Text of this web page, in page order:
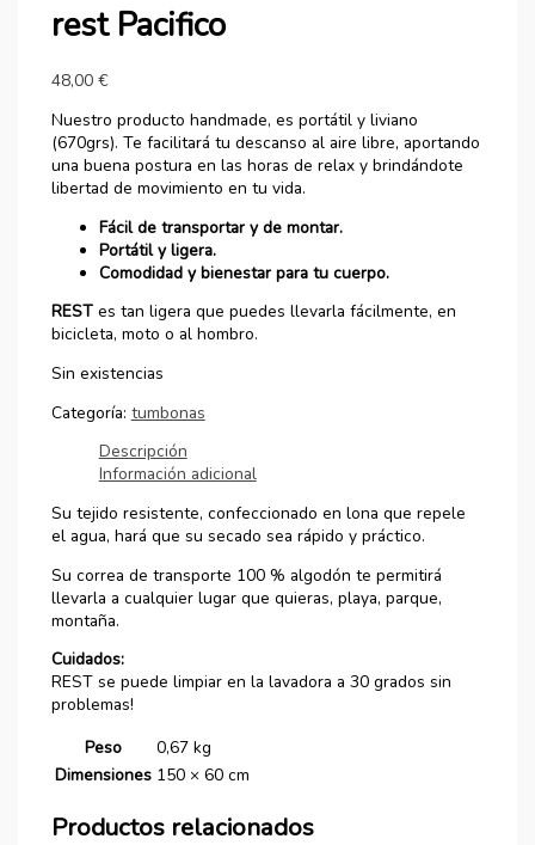
rest Pacifico
48,00 €
Nuestro producto handmade, es portátil y liviano
(670grs). Te facilitará tu descanso al aire libre, aportando
una buena postura en las horas de relax y brindándote
libertad de movimiento en tu vida.
Fácil de transportar y de montar.
Portátil y ligera.
Comodidad y bienestar para tu cuerpo.
RESTes tan ligera que puedes llevarla fácilmente, en
bicicleta, moto o al hombro.
Sin existencias
Categoría: tumbonas
Descripción
Información adicional
Su tejido resistente, confeccionado en lona que repele
el agua, hará que su secado sea rápido y práctico.
Su correa de transporte 100 % algodón te permitirá
llevarla a cualquier lugar que quieras, playa, parque,
montaña.
Cuidados:
REST se puede limpiar en la lavadora a 30 grados sin
problemas!
Peso
0,67 kg
Dimensiones 150 × 60 cm
Productos relacionados